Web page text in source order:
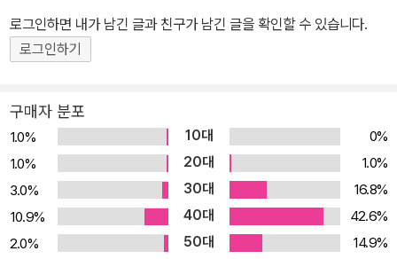
로그인하면 내가 남긴 글과 친구가 남긴 글을 확인할 수 있습니다.
로그인하기
구매자 분포
1.0% 10대
0%
1.0%
20대
1.0%
3.0%
30대
16.8%
10.9%
40대
42.6%
2.0%
50대
14.9%